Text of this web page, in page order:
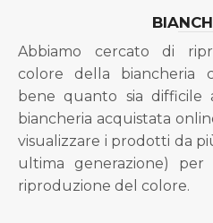
Abbiamo cercato di
colore della biancheria
bene quanto sia difficile
biancheria acquistata
visualizzare i prodotti da
ultima generazione)
riproduzione del colore.